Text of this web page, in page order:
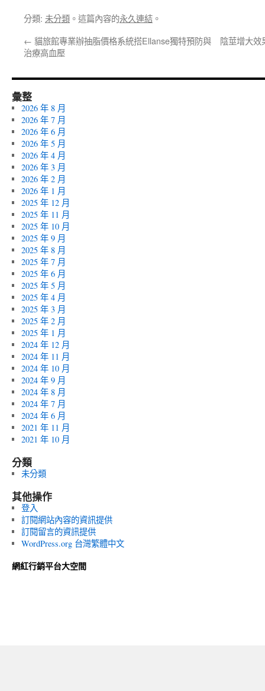
分類: 未分類 。這篇內容的永久連結 。
← 貓旅館專業辦抽脂價格系統搭Ellanse獨特預防與
治療高血壓
陰莖增大效
彙整
2026 年 8 月
2026 年 7 月
2026 年 6 月
2026 年 5 月
2026 年 4 月
2026 年 3 月
2026 年 2 月
2026 年 1 月
2025 年 12 月
2025 年 11 月
2025 年 10 月
2025 年 9 月
2025 年 8 月
2025 年 7 月
2025 年 6 月
2025 年 5 月
2025 年 4 月
2025 年 3 月
2025 年 2 月
2025 年 1 月
2024 年 12 月
2024 年 11 月
2024 年 10 月
2024 年 9 月
2024 年 8 月
2024 年 7 月
2024 年 6 月
2021 年 11 月
2021 年 10 月
分類
未分類
其他操作
登入
訂閱網站內容的資訊提供
訂閱留言的資訊提供
WordPress.org 台灣繁體中文
網紅行銷平台大空間